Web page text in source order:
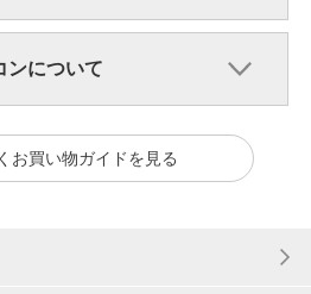
について
お買い物ガイドを見る